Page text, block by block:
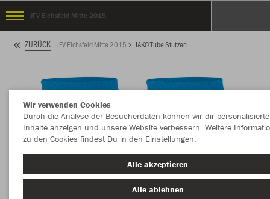
JFV Eichsfeld Mitte 2015
ZURÜCK JFV Eichsfeld Mitte 2015 JAKO Tube Stutzen
Wir verwenden Cookies
Durch die Analyse der Besucherdaten können wir dir personalisierte
Inhalte anzeigen und unsere Website verbessern. Weitere
zu den Cookies findest Du in den Einstellungen.
Alle akzeptieren
Alle ablehnen